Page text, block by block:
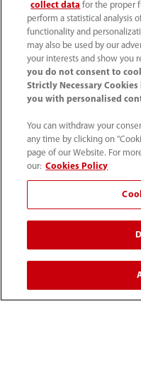
Mindray
Goebel­straße
06151 3910 - 0
Unsere
17 Uhr Fr von 8
Datenschutz
collect data for the proper
perform a statistical analysis
functionality and
may also be used by our
your interests and show you
you do not consent to
Strictly Necessary
you with personalised
You can withdraw your
any time by clicking on
page of our Website. For
our: Cookies Policy